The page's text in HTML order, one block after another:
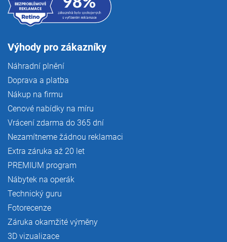
Výhody pro zákazníky
Náhradní plnění
Doprava a platba
Nákup na firmu
Cenové nabídky na míru
Vrácení zdarma do 365 dní
Nezamítneme žádnou reklamaci
Extra záruka až 20 let
PREMIUM program
Nábytek na operák
Technický guru
Fotorecenze
Záruka okamžité výměny
3D vizualizace